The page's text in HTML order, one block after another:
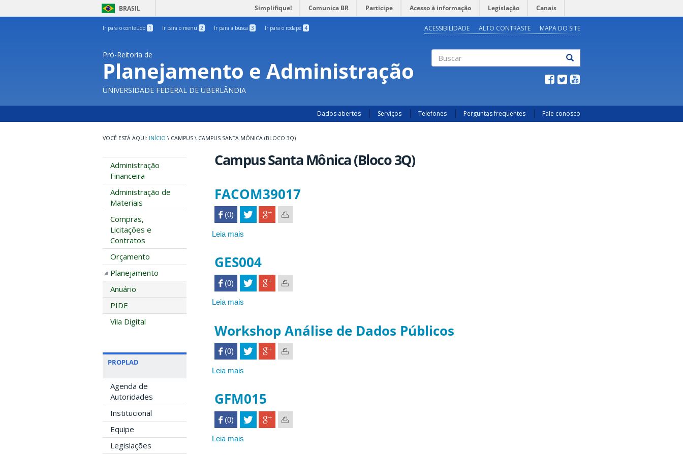
BRASIL Simplifique! Comunica BR Participe Acesso à informação Legislação Canais
Ir para o conteúdo 1 Ir para o menu 2 Ir para a busca 3 Ir para o rodapé 4 ACESSIBILIDADE ALTO CONTRASTE MAPA DO SITE
Pró-Reitoria de
Planejamento e Administração
UNIVERSIDADE FEDERAL DE UBERLÂNDIA
Dados abertos Serviços Telefones Perguntas frequentes Fale conosco
INÍCIO \ CAMPUS \ CAMPUS SANTA MÔNICA (BLOCO 3Q)
Administração
Financeira
Administração de
Materiais
Compras,
Licitações e
Contratos
Orçamento
Planejamento
Anuário
PIDE
Vila Digital
PROPLAD
Agenda de
Autoridades
Institucional
Equipe
Legislações
Campus Santa Mônica (Bloco 3Q)
FACOM39017
 (0)
Leia mais
GES004
 (0)
Leia mais
Workshop Análise de Dados Públicos
 (0)
Leia mais
de
Dados
Públicos
GFM015
 (0)
Leia mais